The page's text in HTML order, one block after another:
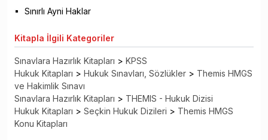
Sınırlı Ayni Haklar
Kitapla İlgili Kategoriler
Sınavlara Hazırlık Kitapları > KPSS
Hukuk Kitapları > Hukuk Sınavları, Sözlükler > Themis HMGS
ve Hakimlik Sınavı
Sınavlara Hazırlık Kitapları > THEMIS - Hukuk Dizisi
Hukuk Kitapları > Seçkin Hukuk Dizileri > Themis HMGS
Konu Kitapları